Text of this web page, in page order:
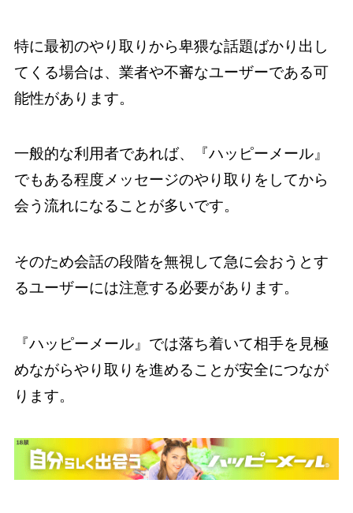
特に最初のやり取りから卑猥な話題ばかり出し
てくる場合は、業者や不審なユーザーである可
能性があります。
一般的な利用者であれば、『ハッピーメール』
でもある程度メッセージのやり取りをしてから
会う流れになることが多いです。
そのため会話の段階を無視して急に会おうとす
るユーザーには注意する必要があります。
『ハッピーメール』では落ち着いて相手を見極
めながらやり取りを進めることが安全につなが
ります。